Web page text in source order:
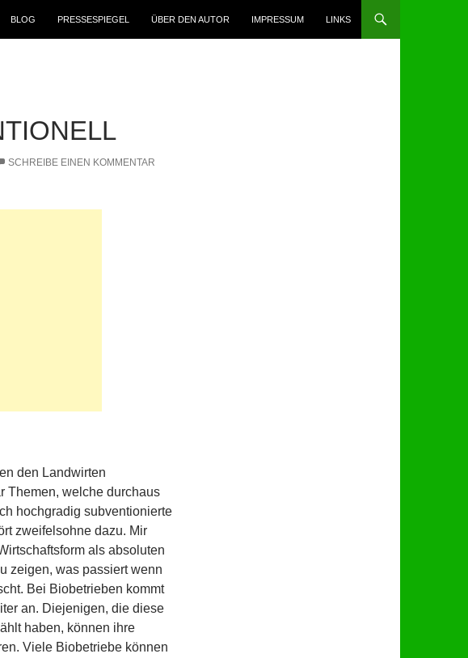
BLOG
PRESSESPIEGEL ÜBER DEN AUTOR IMPRESSUM LINKS
SCHREIBE EINEN KOMMENTAR
den Landwirten
Themen, welche durchaus
hochgradig subventionierte
zweifelsohne dazu. Mir
als absoluten
zeigen, was passiert wenn
Bei Biobetrieben kommt
an. Diejenigen, die diese
haben, können ihre
Viele Biobetriebe können